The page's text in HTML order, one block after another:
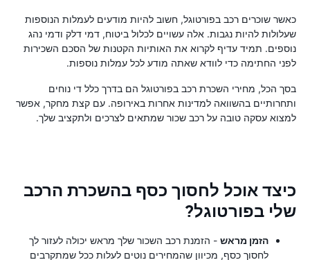
כאשר שוכרים רכב בפורטוגל, חשוב להיות מודעים לעמלות הנוספות
שעלולות להיות נגבות. אלה עשויים לכלול ביטוח, דמי דלק ודמי נהג
נוספים. תמיד עדיף לקרוא את האותיות הקטנות של הסכם השכירות
לפני החתימה כדי לוודא שאתה מודע לכל עמלות נוספות.
בסך הכל, מחירי השכרת רכב בפורטוגל הם בדרך כלל די נוחים
ותחרותיים בהשוואה למדינות אחרות באירופה. עם קצת מחקר, אפשר
למצוא עסקה טובה על רכב שכור שמתאים לצרכים ולתקציב שלך.
כיצד אוכל לחסוך כסף בהשכרת הרכב
שלי בפורטוגל?
הזמן מראש - הזמנת רכב השכור שלך מראש יכולה לעזור לך
לחסוך כסף, מכיוון שהמחירים נוטים לעלות ככל שמתקרבים